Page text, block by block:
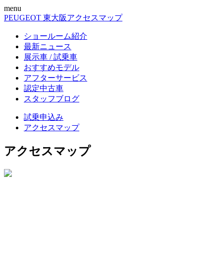
menu
PEUGEOT 東大阪アクセスマップ
ショールーム紹介
最新ニュース
展示車 / 試乗車
おすすめモデル
アフターサービス
認定中古車
スタッフブログ
試乗申込み
アクセスマップ
アクセスマップ